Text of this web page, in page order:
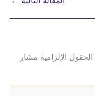
الحقول الإلزامية مشار